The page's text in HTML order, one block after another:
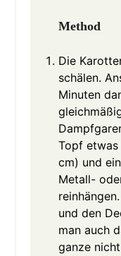
Method
Die
schälen.
Minuten
Topf etwas
cm) und
Metall-
und den
man auch
ganze